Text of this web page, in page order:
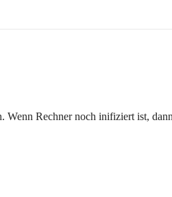
Rechner noch inifiziert ist,